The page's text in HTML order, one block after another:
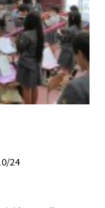
24